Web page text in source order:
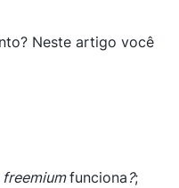
Neste artigo você
freemiumfunciona ?;